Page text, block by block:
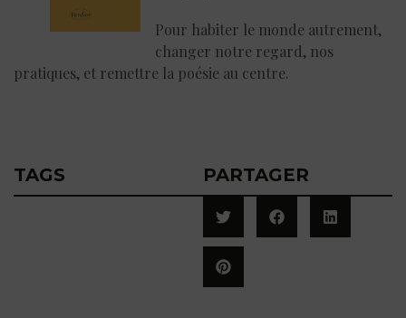
Pour habiter le monde autrement,
changer notre regard, nos
pratiques, et remettre la poésie au centre.
TAGS PARTAGER